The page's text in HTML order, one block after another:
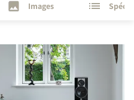
Images